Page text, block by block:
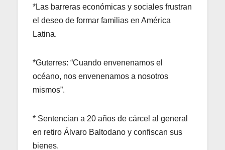
*Las barreras económicas y sociales frustran
el deseo de formar familias en América
Latina.
*Guterres: “Cuando envenenamos el
océano, nos envenenamos a nosotros
mismos”.
* Sentencian a 20 años de cárcel al general
en retiro Álvaro Baltodano y confiscan sus
bienes.